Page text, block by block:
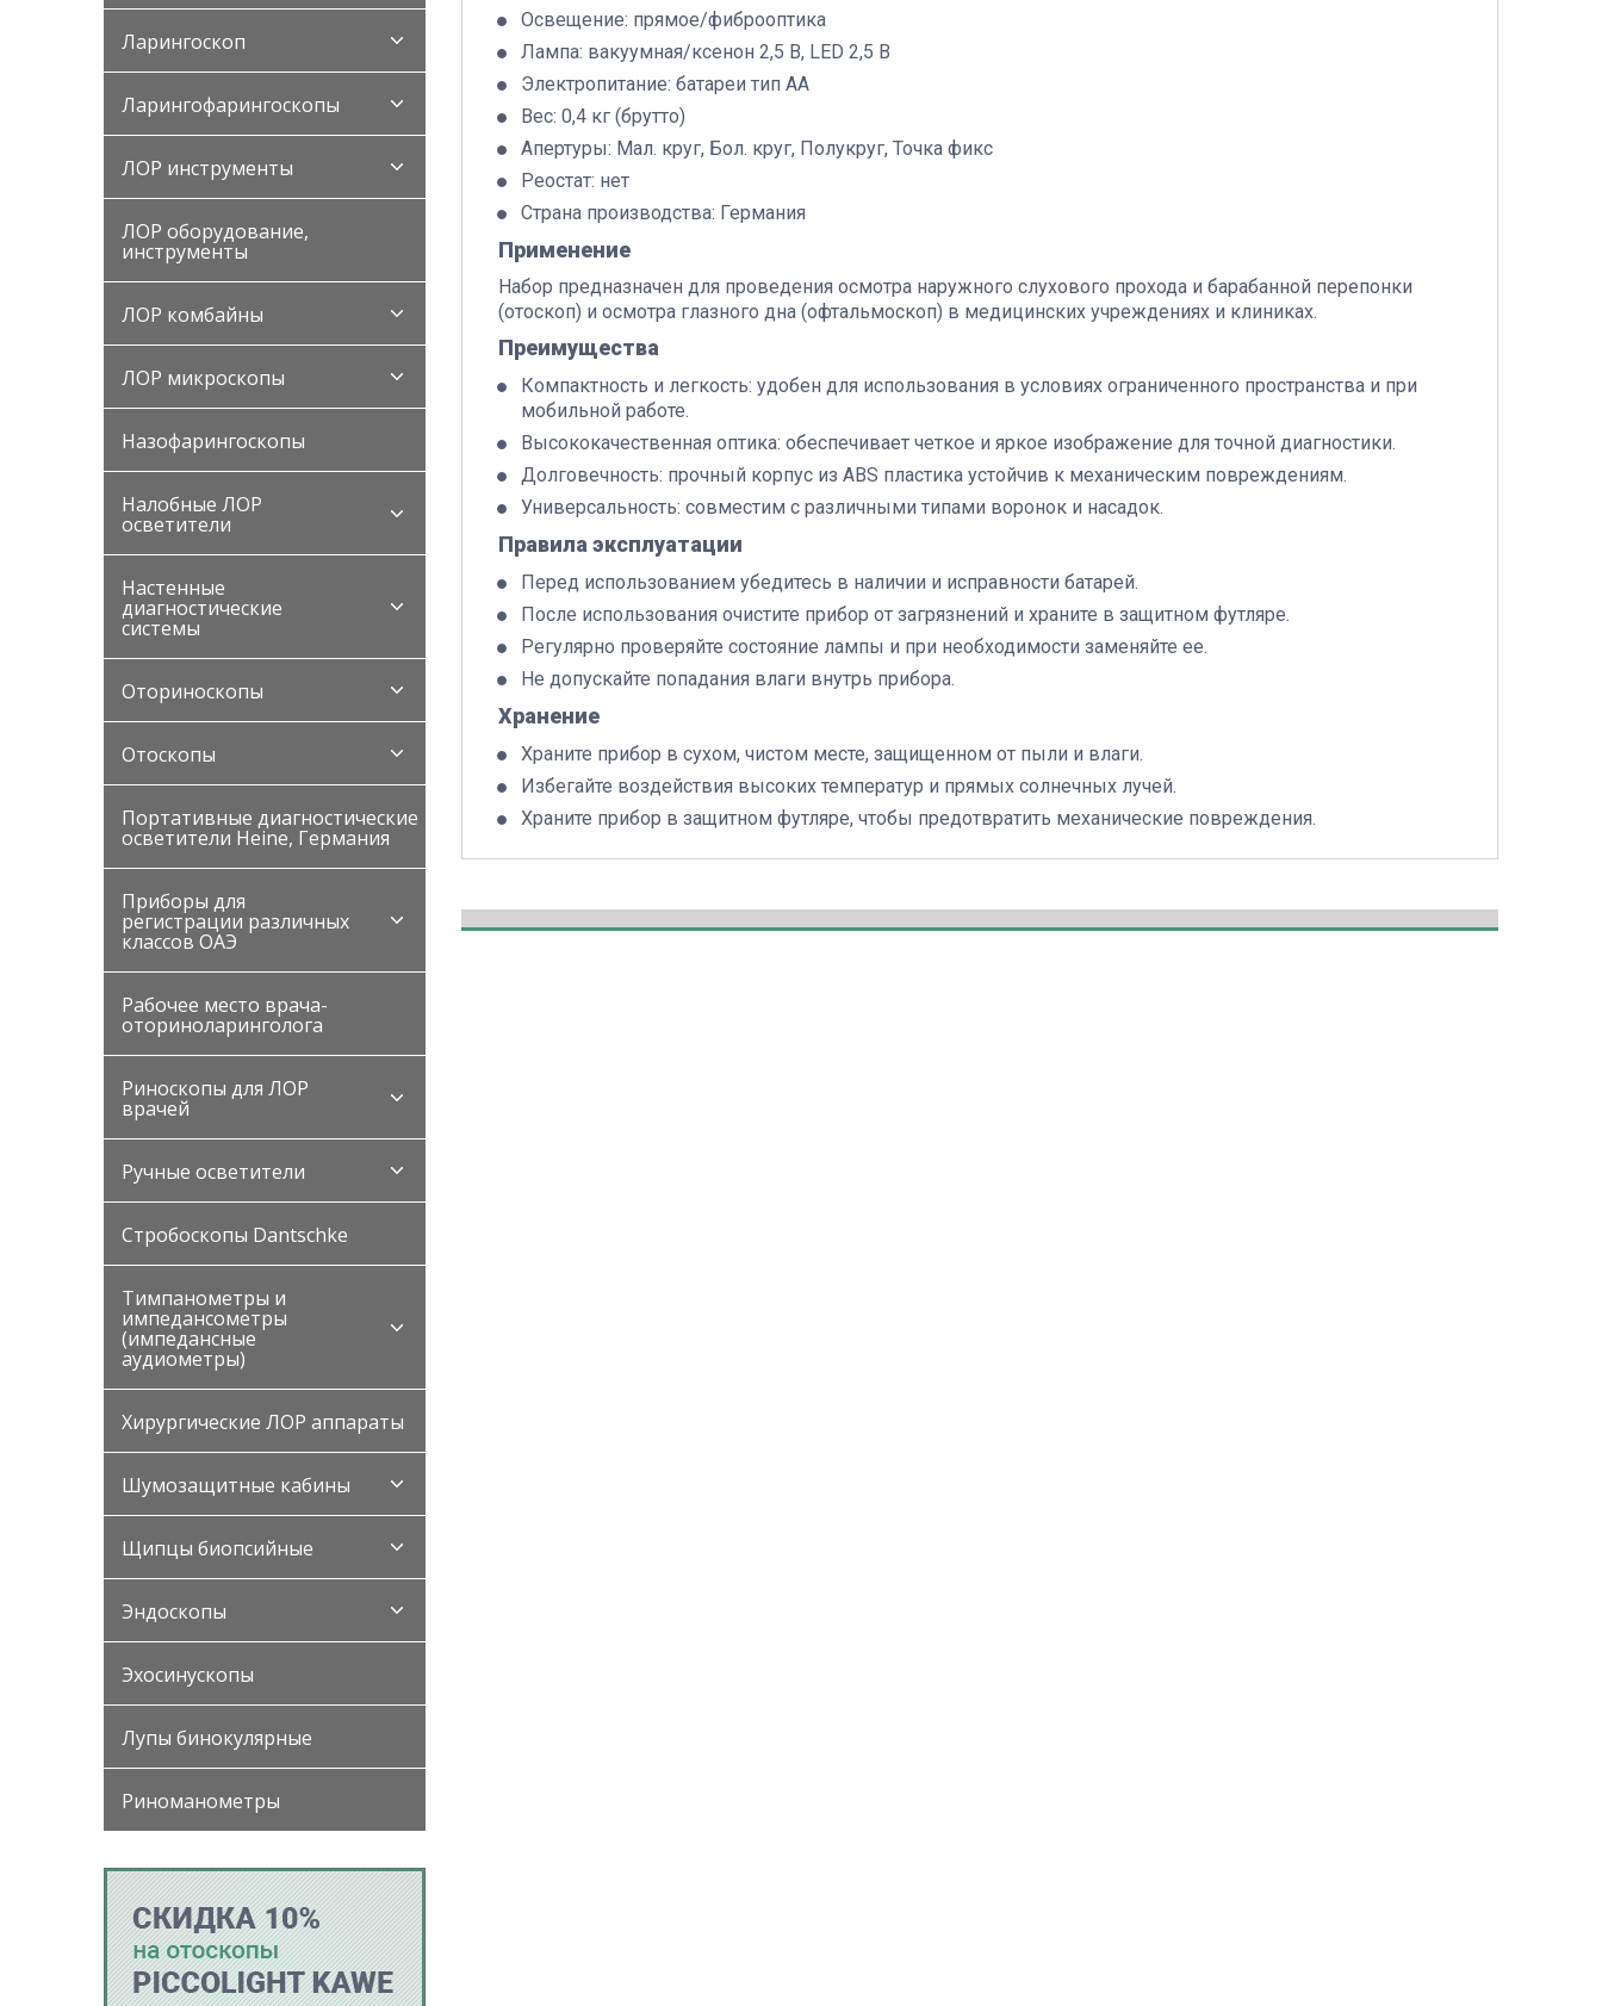
Ларингоскоп
Ларингофарингоскопы
ЛОР инструменты
ЛОР оборудование,
инструменты
ЛОР комбайны
ЛОР микроскопы
Назофарингоскопы
Налобные ЛОР
осветители
Настенные
диагностические
системы
Оториноскопы
Отоскопы
Портативные диагностические
осветители Heine, Германия
Приборы для
регистрации различных
классов ОАЭ
Рабочее место врача-
оториноларинголога
Риноскопы для ЛОР
врачей
Ручные осветители
Стробоскопы Dantschke
Тимпанометры и
импедансометры
(импедансные
аудиометры)
Хирургические ЛОР аппараты
Шумозащитные кабины
Щипцы биопсийные
Эндоскопы
Эхосинускопы
Лупы бинокулярные
Риноманометры
Освещение: прямое/фиброоптика
Лампа: вакуумная/ксенон 2,5 В, LED 2,5 В
Электропитание: батареи тип AA
Вес: 0,4 кг (брутто)
Апертуры: Мал. круг, Бол. круг, Полукруг, Точка фикс
Реостат: нет
Страна производства: Германия
Применение
Набор предназначен для проведения осмотра наружного слухового прохода и барабанной перепонки
(отоскоп) и осмотра глазного дна (офтальмоскоп) в медицинских учреждениях и клиниках.
Преимущества
Компактность и легкость: удобен для использования в условиях ограниченного пространства и при
мобильной работе.
Высококачественная оптика: обеспечивает четкое и яркое изображение для точной диагностики.
Долговечность: прочный корпус из ABS пластика устойчив к механическим повреждениям.
Универсальность: совместим с различными типами воронок и насадок.
Правила эксплуатации
Перед использованием убедитесь в наличии и исправности батарей.
После использования очистите прибор от загрязнений и храните в защитном футляре.
Регулярно проверяйте состояние лампы и при необходимости заменяйте ее.
Не допускайте попадания влаги внутрь прибора.
Хранение
Храните прибор в сухом, чистом месте, защищенном от пыли и влаги.
Избегайте воздействия высоких температур и прямых солнечных лучей.
Храните прибор в защитном футляре, чтобы предотвратить механические повреждения.